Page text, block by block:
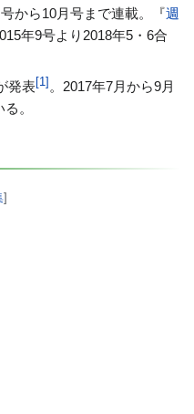
から10月号まで連載。『週
年9号より2018年5・6合
発表[1 ] 。2017年7月から9月
。
]